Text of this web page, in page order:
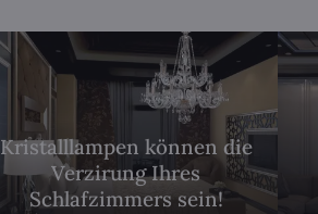
Kristalllampen können die
Verzirung Ihres
Schlafzimmers sein!